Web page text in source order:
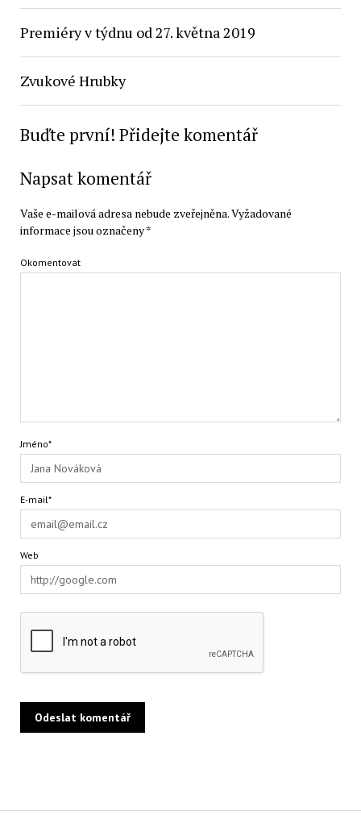
Premiéry v týdnu od 27. května 2019
Zvukové Hrubky
Buďte první! Přidejte komentář
Napsat komentář
Vaše e-mailová adresa nebude zveřejněna.Vyžadované
informace jsou označeny*
Okomentovat
Jméno*
E-mail*
Web